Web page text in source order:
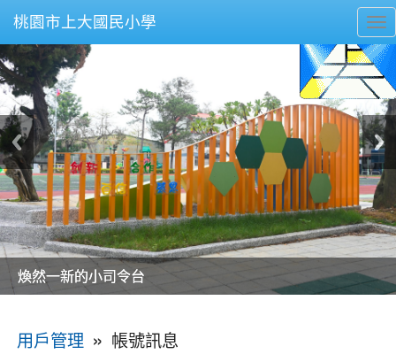
桃園市上大國民小學
美麗的操場是我們活力的來源
美麗的操場是我們活力的來源
煥然一新的小司令台
煥然一新的小司令台
富含桃園埤塘田園風光意象的中廊
富含桃園埤塘田園風光意象的中廊
嶄新的中庭廣場
嶄新的中庭廣場
水生池生生不息
水生池生生不息
用戶管理 » 帳號訊息